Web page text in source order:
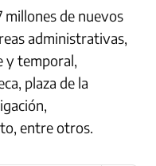
millones de nuevos
administrativas,
y temporal,
plaza de la
entre otros.